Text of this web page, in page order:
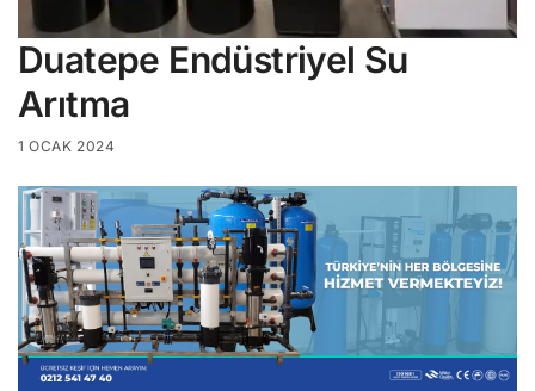
Duatepe Endüstriyel Su
Arıtma
1 OCAK 2024